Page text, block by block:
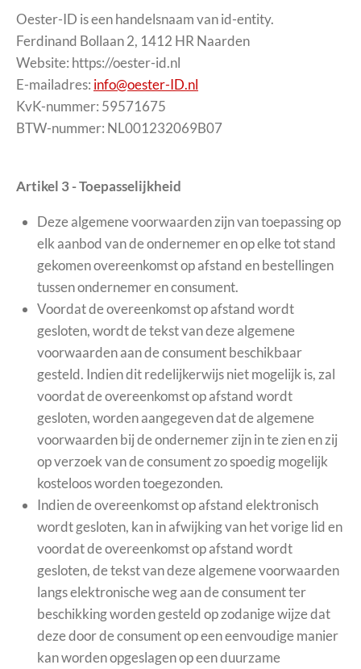
Oester-ID is een handelsnaam van id-entity.
Ferdinand Bollaan 2, 1412 HR Naarden
Website: https://oester-id.nl
E-mailadres: info@oester-ID.nl
KvK-nummer: 59571675
BTW-nummer: NL001232069B07
Artikel 3 - Toepasselijkheid
Deze algemene voorwaarden zijn van toepassing op
elk aanbod van de ondernemer en op elke tot stand
gekomen overeenkomst op afstand en bestellingen
tussen ondernemer en consument.
Voordat de overeenkomst op afstand wordt
gesloten, wordt de tekst van deze algemene
voorwaarden aan de consument beschikbaar
gesteld. Indien dit redelijkerwijs niet mogelijk is, zal
voordat de overeenkomst op afstand wordt
gesloten, worden aangegeven dat de algemene
voorwaarden bij de ondernemer zijn in te zien en zij
op verzoek van de consument zo spoedig mogelijk
kosteloos worden toegezonden.
Indien de overeenkomst op afstand elektronisch
wordt gesloten, kan in afwijking van het vorige lid en
voordat de overeenkomst op afstand wordt
gesloten, de tekst van deze algemene voorwaarden
langs elektronische weg aan de consument ter
beschikking worden gesteld op zodanige wijze dat
deze door de consument op een eenvoudige manier
kan worden opgeslagen op een duurzame